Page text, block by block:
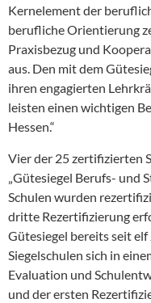
Kernelement der
berufliche Orientierung
Praxisbezug und
aus. Den mit dem
ihren engagierten
leisten einen wichtigen
Hessen.“
Vier der 25 zertifizierten
„Gütesiegel Berufs- und
Schulen wurden
dritte Rezertifizierung
Gütesiegel bereits seit elf
Siegelschulen sich in
Evaluation und
und der ersten